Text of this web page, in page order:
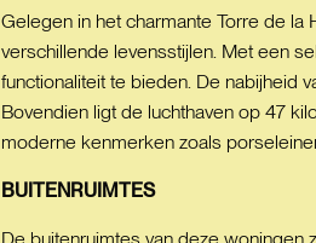
Gelegen in het charmante Torre de
verschillende levensstijlen. Met een
functionaliteit te bieden. De nabijheid
Bovendien ligt de luchthaven op 47
moderne kenmerken zoals
BUITENRUIMTES